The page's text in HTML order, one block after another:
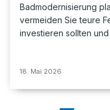
Badmodernisierung
vermeiden Sie teure
investieren sollten
18. Mai 2026